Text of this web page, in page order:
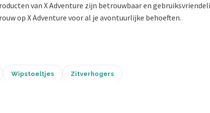
van X Adventure zijn betrouwbaar en
op X Adventure voor al je avontuurlijke behoeften.
Wipstoeltjes Zitverhogers